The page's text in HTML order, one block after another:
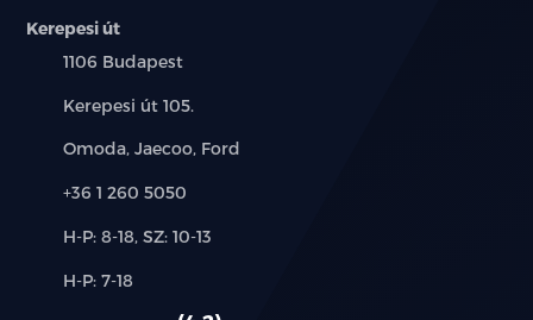
DC 80 kW (40 kWh akkumulátor) / 100 kW (52 kWh
akkumulátor)
Hőszivattyú
Multisense –4 vezetési mód
Kerepesi út
Település:
1106 Budapest
Cím:
Kerepesi út 105.
Márkák:
Omoda, Jaecoo, Ford
Telefon:
+36 1 260 5050
Új-
használt
H-P: 8-18, SZ: 10-13
Alkatrész,
H-P: 7-18